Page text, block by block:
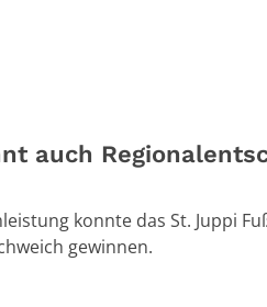
auch
konnte das St. Juppi
gewinnen.